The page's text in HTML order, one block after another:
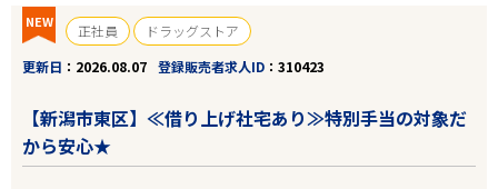
NEW 正社員
ドラッグストア
更新日
2026.08.07 登録販売者求人ID 310423
【新潟市東区】≪借り上げ社宅あり≫特別手当の対象だ
から安心★